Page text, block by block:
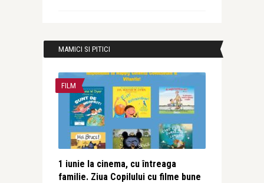
MAMICI SI PITICI
FILM
1 iunie la cinema, cu întreaga
familie. Ziua Copilului cu filme bune